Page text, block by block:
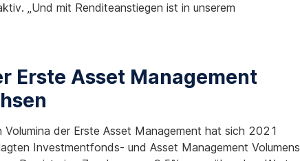
„Und mit Renditeanstiegen ist in unserem
Erste Asset Management
der Erste Asset Management hat sich 2021
Investmentfonds- und Asset Management Volumens